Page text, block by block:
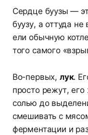
Сердце буузы —
буузу, а оттуда
ели обычную
того самого
Во-первых, лук.
просто режут, его
солью до
смешивать с
ферментации и